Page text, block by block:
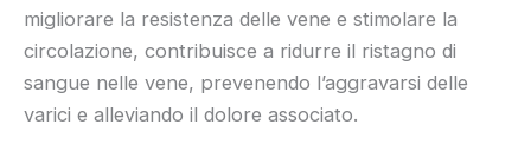
migliorare la resistenza delle vene e stimolare la
circolazione, contribuisce a ridurre il ristagno di
sangue nelle vene, prevenendo l’aggravarsi delle
varici e alleviando il dolore associato.